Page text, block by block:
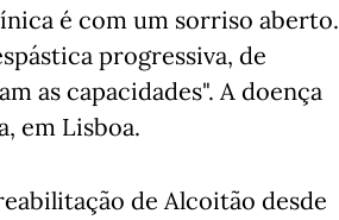
é com um sorriso aberto.
progressiva, de
as capacidades". A doença
em Lisboa.
de Alcoitão desde